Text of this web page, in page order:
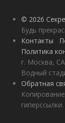
© 2026
Будь
Контакты
Политика
г. Москва,
Водный
Обратная
гиперссылки.